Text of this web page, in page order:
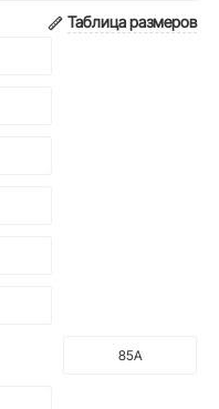
Таблица размеров
85A